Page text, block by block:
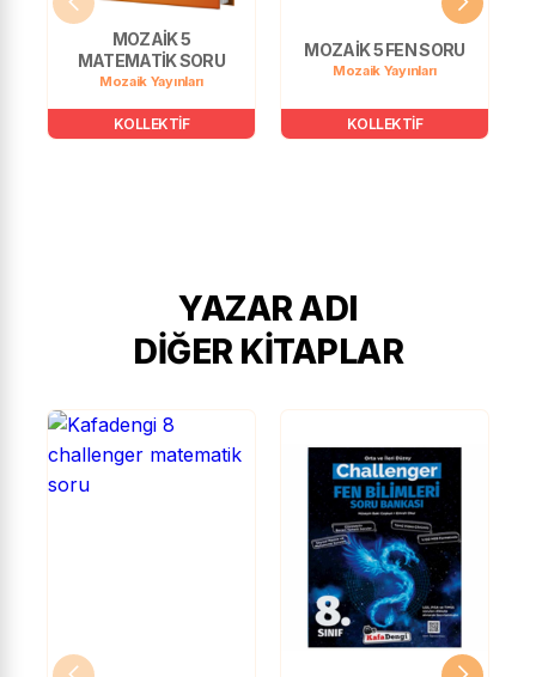
MOZAİK 5
MATEMATİK SORU
Mozaik Yayınları
KOLLEKTİF
MOZAİK 5 FEN SORU
Mozaik Yayınları
KOLLEKTİF
YAZAR ADI
DIĞER KITAPLAR